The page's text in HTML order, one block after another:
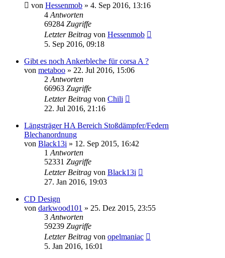
von Hessenmob » 4. Sep 2016, 13:16
4 Antworten
69284 Zugriffe
Letzter Beitrag von Hessenmob
5. Sep 2016, 09:18
Gibt es noch Ankerbleche für corsa A ?
von metaboo » 22. Jul 2016, 15:06
2 Antworten
66963 Zugriffe
Letzter Beitrag von Chili
22. Jul 2016, 21:16
Längsträger HA Bereich Stoßdämpfer/Federn
Blechanordnung
von Black13i » 12. Sep 2015, 16:42
1 Antworten
52331 Zugriffe
Letzter Beitrag von Black13i
27. Jan 2016, 19:03
CD Design
von darkwood101 » 25. Dez 2015, 23:55
3 Antworten
59239 Zugriffe
Letzter Beitrag von opelmaniac
5. Jan 2016, 16:01